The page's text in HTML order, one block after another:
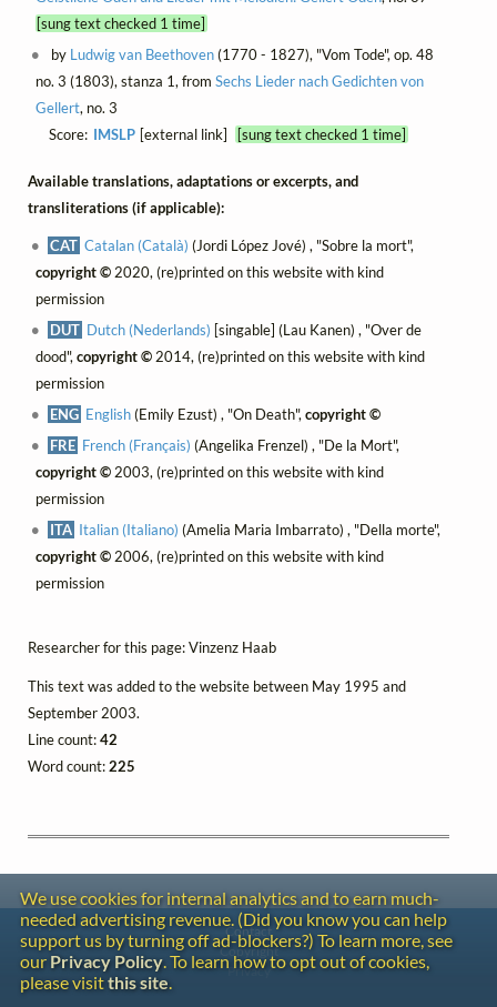
[sung text checked 1 time]
by Ludwig van Beethoven(1770 - 1827), "Vom Tode", op. 48
no. 3 (1803), stanza 1, from Sechs Lieder nach Gedichten von
Gellert, no. 3
Score: IMSLP [external link] [sung text checked 1 time]
Available translations, adaptations or excerpts, and
transliterations (if applicable):
CAT Catalan (Català) (Jordi López Jové) , "Sobre la mort",
copyright ©2020, (re)printed on this website with kind
permission
DUT Dutch (Nederlands) [singable] (Lau Kanen) , "Over de
dood",copyright ©2014, (re)printed on this website with kind
permission
ENG English(Emily Ezust) , "On Death",copyright ©
FRE French (Français) (Angelika Frenzel) , "De la Mort",
copyright ©2003, (re)printed on this website with kind
permission
ITA Italian (Italiano) (Amelia Maria Imbarrato) , "Della morte",
copyright ©2006, (re)printed on this website with kind
permission
Researcher for this page: Vinzenz Haab
This text was added to the website between May 1995 and
September 2003.
Line count:42
Word count:225
We use cookies for internal analytics and to earn much-
needed advertising revenue. (Did you know you can help
support us by turning off ad-blockers?) To learn more, see
our Privacy Policy. To learn how to opt out of cookies,
please visitthis site.
Contact
Copyright
Privacy